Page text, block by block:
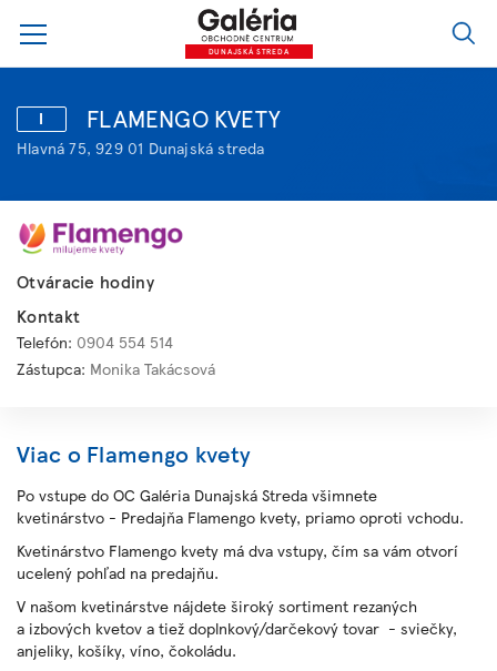
DUNAJSKÁ STREDA
Otváracie hodiny
Kontakt
Telefón: 0904 554 514
Zástupca: Monika Takácsová
I FLAMENGO KVETY
Hlavná 75, 929 01 Dunajská streda
Viac o Flamengo kvety
Po vstupe do OC Galéria Dunajská Streda všimnete
kvetinárstvo - Predajňa Flamengo kvety, priamo oproti vchodu.
Kvetinárstvo Flamengo kvety má dva vstupy, čím sa vám otvorí
ucelený pohľad na predajňu.
V našom kvetinárstve nájdete široký sortiment rezaných
a izbových kvetov a tiež doplnkový/darčekový tovar - sviečky,
anjeliky, košíky, víno, čokoládu.